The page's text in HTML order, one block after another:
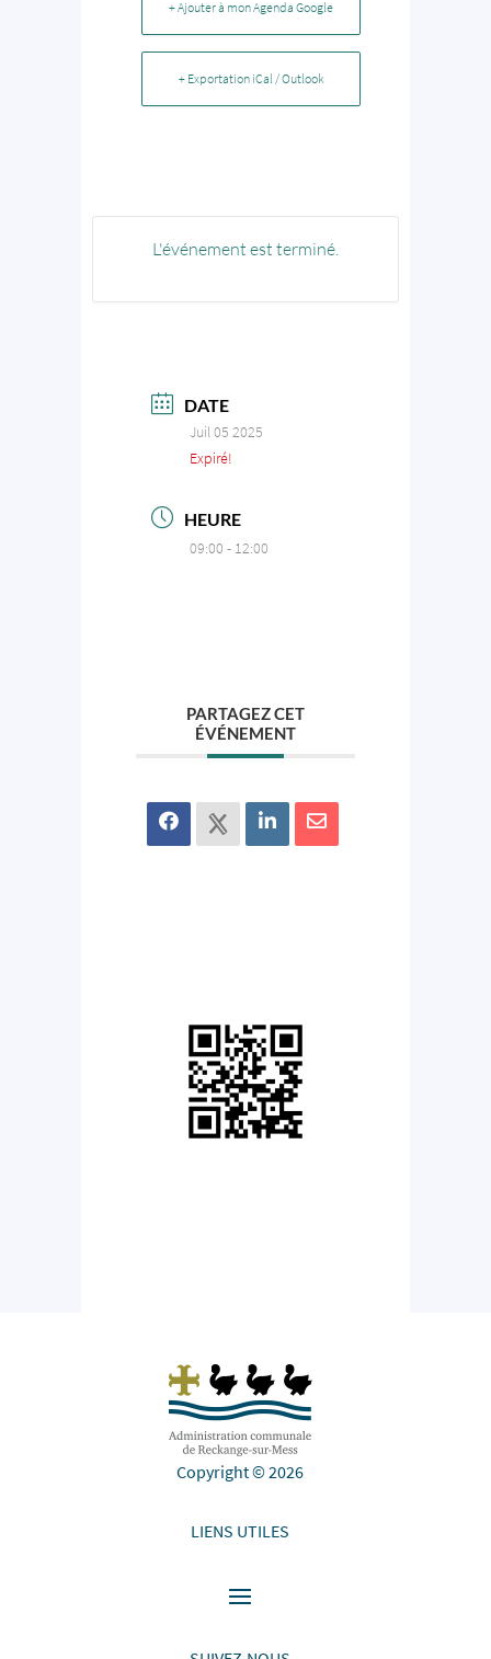
+ Ajouter à mon Agenda Google
+ Exportation iCal / Outlook
L'événement est terminé.
DATE
Juil 05 2025
Expiré!
HEURE
09:00 - 12:00
PARTAGEZ CET
ÉVÉNEMENT
Copyright © 2026
LIENS UTILES